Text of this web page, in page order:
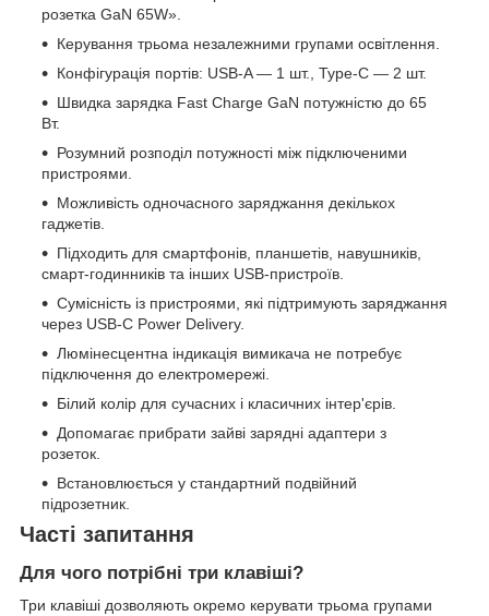
розетка GaN 65W».
Керування трьома незалежними групами освітлення.
Конфігурація портів: USB-A — 1 шт., Type-C — 2 шт.
Швидка зарядка Fast Charge GaN потужністю до 65
Вт.
Розумний розподіл потужності між підключеними
пристроями.
Можливість одночасного заряджання декількох
гаджетів.
Підходить для смартфонів, планшетів, навушників,
смарт-годинників та інших USB-пристроїв.
Сумісність із пристроями, які підтримують заряджання
через USB-C Power Delivery.
Люмінесцентна індикація вимикача не потребує
підключення до електромережі.
Білий колір для сучасних і класичних інтер'єрів.
Допомагає прибрати зайві зарядні адаптери з
розеток.
Встановлюється у стандартний подвійний
підрозетник.
Часті запитання
Для чого потрібні три клавіші?
Три клавіші дозволяють окремо керувати трьома групами